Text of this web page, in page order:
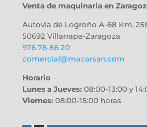
Venta de maquinaria en
Autovía de Logroño A-68 Km.
50692 Villarrapa-Zaragoza
976 78 86 20
comercial@macarsan.com
Horario
Lunes a Jueves:08:00-13:00 y
Viernes:08:00-15:00 horas